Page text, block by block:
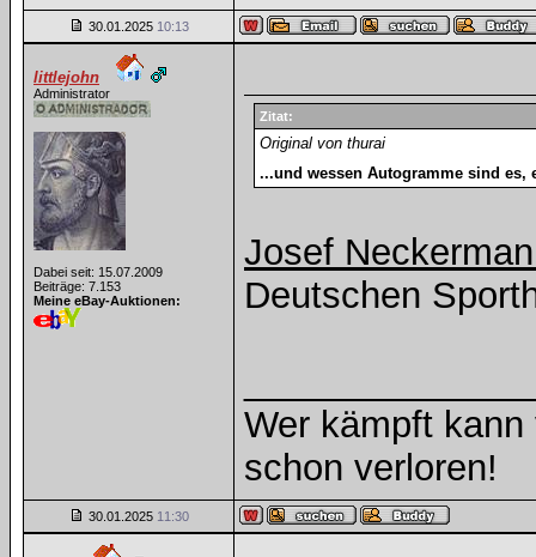
30.01.2025 10:13
littlejohn
Administrator
Dabei seit: 15.07.2009
Beiträge: 7.153
Meine eBay-Auktionen:
Zitat:
Original von thurai
...und wessen Autogramme sind es,
Josef
Deutschen
Wer kämpft
schon verloren!
30.01.2025 11:30